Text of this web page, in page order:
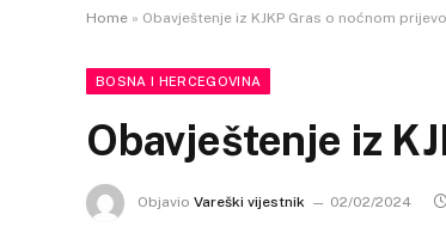
Home » Obavještenje iz KJKP Gras o noćnom
BOSNA I HERCEGOVINA
Obavještenje iz
Objavio Vareški vijestnik 02/02/2024